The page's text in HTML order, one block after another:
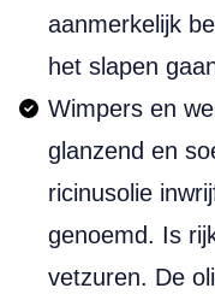
aanmerkelijk
het slapen
Wimpers en
glanzend en
ricinusolie
genoemd. Is
vetzuren. De